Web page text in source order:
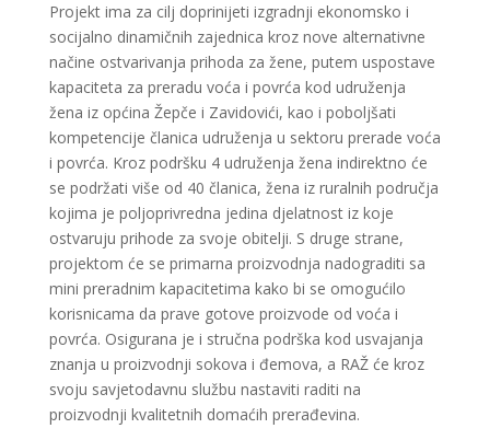
Projekt ima za cilj doprinijeti izgradnji ekonomsko i
socijalno dinamičnih zajednica kroz nove alternativne
načine ostvarivanja prihoda za žene, putem uspostave
kapaciteta za preradu voća i povrća kod udruženja
žena iz općina Žepče i Zavidovići, kao i poboljšati
kompetencije članica udruženja u sektoru prerade voća
i povrća. Kroz podršku 4 udruženja žena indirektno će
se podržati više od 40 članica, žena iz ruralnih područja
kojima je poljoprivredna jedina djelatnost iz koje
ostvaruju prihode za svoje obitelji. S druge strane,
projektom će se primarna proizvodnja nadograditi sa
mini preradnim kapacitetima kako bi se omogućilo
korisnicama da prave gotove proizvode od voća i
povrća. Osigurana je i stručna podrška kod usvajanja
znanja u proizvodnji sokova i đemova, a RAŽ će kroz
svoju savjetodavnu službu nastaviti raditi na
proizvodnji kvalitetnih domaćih prerađevina.